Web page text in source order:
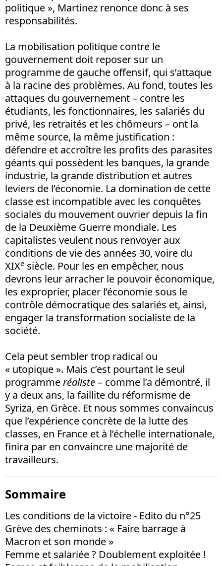
politique », Martinez renonce donc à ses
responsabilités.
La mobilisation politique contre le
gouvernement doit reposer sur un
programme de gauche offensif, qui s’attaque
à la racine des problèmes. Au fond, toutes les
attaques du gouvernement – contre les
étudiants, les fonctionnaires, les salariés du
privé, les retraités et les chômeurs – ont la
même source, la même justification :
défendre et accroître les profits des parasites
géants qui possèdent les banques, la grande
industrie, la grande distribution et autres
leviers de l’économie. La domination de cette
classe est incompatible avec les conquêtes
sociales du mouvement ouvrier depuis la fin
de la Deuxième Guerre mondiale. Les
capitalistes veulent nous renvoyer aux
conditions de vie des années 30, voire du
XIXe siècle. Pour les en empêcher, nous
devrons leur arracher le pouvoir économique,
les exproprier, placer l’économie sous le
contrôle démocratique des salariés et, ainsi,
engager la transformation socialiste de la
société.
Cela peut sembler trop radical ou
« utopique ». Mais c’est pourtant le seul
programmeréaliste– comme l’a démontré, il
y a deux ans, la faillite du réformisme de
Syriza, en Grèce. Et nous sommes convaincus
que l’expérience concrète de la lutte des
classes, en France et à l’échelle internationale,
finira par en convaincre une majorité de
travailleurs.
Sommaire
Les conditions de la victoire - Edito du n°25
Grève des cheminots : « Faire barrage à
Macron et son monde »
Femme et salariée ? Doublement exploitée !